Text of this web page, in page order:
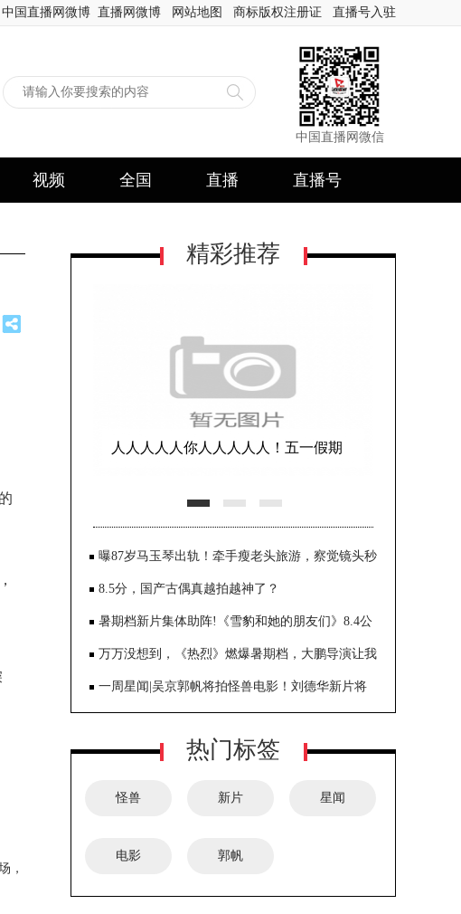
中国直播网微博 直播网微博 网站地图 商标版权注册证 直播号入驻
中国直播网微信
视频 全国 直播 直播号
，
精彩推荐
人人人人人你人人人人人！五一假期
曝87岁马玉琴出轨！牵手瘦老头旅游，察觉镜头秒
撒手，李玉成黑脸
8.5分，国产古偶真越拍越神了？
暑期档新片集体助阵!《雪豹和她的朋友们》8.4公
映万万没想到，《热烈》燃爆暑期档，大鹏导演让我
刮目相看！
一周星闻|吴京郭帆将拍怪兽电影！刘德华新片将
热门标签
怪兽 新片 星闻
电影 郭帆